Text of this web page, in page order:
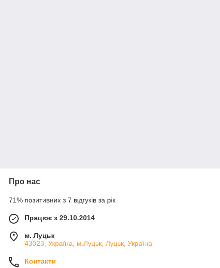
Про нас
71% позитивних з 7 відгуків за рік
Працює з 29.10.2014
м. Луцьк
43023, Україна, м.Луцьк, Луцьк, Україна
Контакти